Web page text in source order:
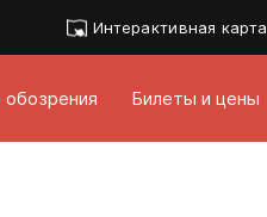
Интерактивная карта
обозрения Билеты и цены